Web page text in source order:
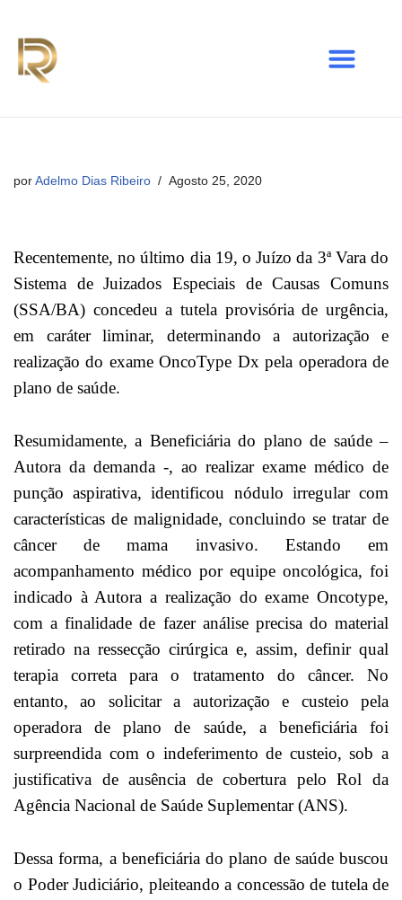
Avançar
para
por Adelmo Dias Ribeiro Agosto 25, 2020
Recentemente, no último dia 19, o Juízo da 3ª Vara do
Sistema de Juizados Especiais de Causas Comuns
(SSA/BA) concedeu a tutela provisória de urgência,
em caráter liminar, determinando a autorização e
realização do exame OncoType Dx pela operadora de
plano de saúde.
Resumidamente, a Beneficiária do plano de saúde –
Autora da demanda -, ao realizar exame médico de
punção aspirativa, identificou nódulo irregular com
características de malignidade, concluindo se tratar de
câncer de mama invasivo. Estando em
acompanhamento médico por equipe oncológica, foi
indicado à Autora a realização do exame Oncotype,
com a finalidade de fazer análise precisa do material
retirado na ressecção cirúrgica e, assim, definir qual
terapia correta para o tratamento do câncer. No
entanto, ao solicitar a autorização e custeio pela
operadora de plano de saúde, a beneficiária foi
surpreendida com o indeferimento de custeio, sob a
justificativa de ausência de cobertura pelo Rol da
Agência Nacional de Saúde Suplementar (ANS).
Dessa forma, a beneficiária do plano de saúde buscou
o Poder Judiciário, pleiteando a concessão de tutela de